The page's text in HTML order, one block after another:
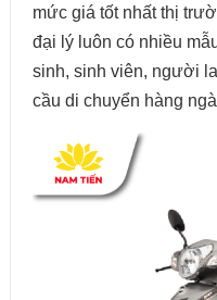
mức giá tốt nhất thị
đại lý luôn có nhiều
sinh, sinh viên, người
cầu di chuyển hàng